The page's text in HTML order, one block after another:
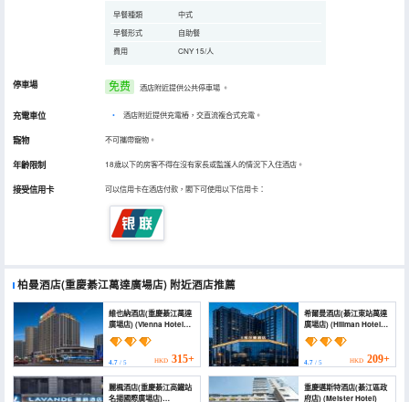
早餐種類
中式
早餐形式
自助餐
費用
CNY 15/人
停車場 免费 酒店附近提供公共停車場 。
充電車位 • 酒店附近提供充電樁，交直流複合式充電。
寵物 不可攜帶寵物。
年齡限制 18歲以下的房客不得在沒有家長或監護人的情況下入住酒店。
接受信用卡 可以信用卡在酒店付款，閣下可使用以下信用卡：
柏曼酒店(重慶綦江萬達廣場店) 附近酒店推薦
維也納酒店(重慶綦江萬達
廣場店) (Vienna Hotel
(Chongqing Qijiang
Wanda Plaza))
4.7 / 5 HKD 315+
希爾曼酒店(綦江東站萬達
廣場店) (Hillman Hotel
(Qijiang East Station
Wanda Plaza Branch))
4.7/ 5 HKD 209+
麗楓酒店(重慶綦江高鐵站
名揚國際廣場店)
重慶邁斯特酒店(綦江區政
府店) (Meister Hotel)